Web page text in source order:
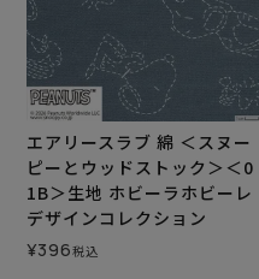
エアリースラブ 綿 ＜スヌー
ピーとウッドストック＞＜0
1B＞生地 ホビーラホビーレ
デザインコレクション
¥396税込